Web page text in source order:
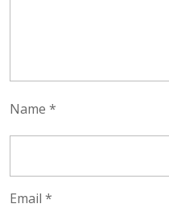
Name *
Email *